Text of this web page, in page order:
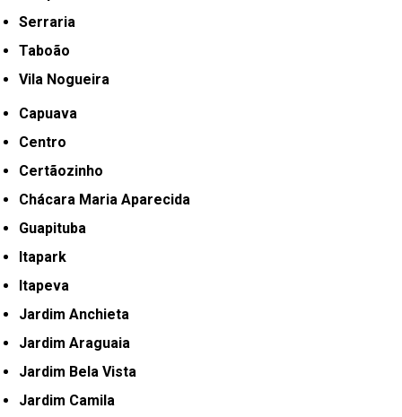
Serraria
Taboão
Vila Nogueira
Capuava
Centro
Certãozinho
Chácara Maria Aparecida
Guapituba
Itapark
Itapeva
Jardim Anchieta
Jardim Araguaia
Jardim Bela Vista
Jardim Camila